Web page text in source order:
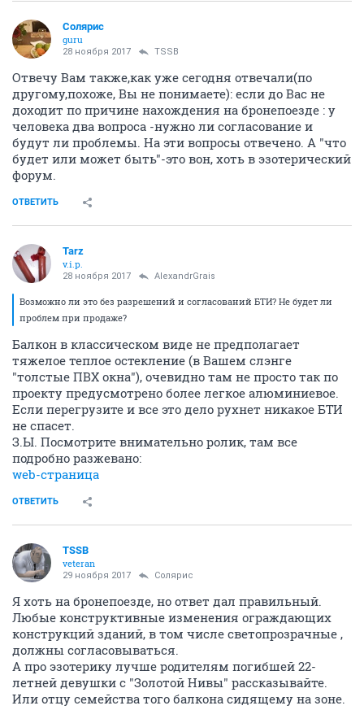
Солярис
guru
28 ноября 2017 TSSB
Отвечу Вам также,как уже сегодня отвечали(по
другому,похоже, Вы не понимаете): если до Вас не
доходит по причине нахождения на бронепоезде : у
человека два вопроса -нужно ли согласование и
будут ли проблемы. На эти вопросы отвечено. А "что
будет или может быть"-это вон, хоть в эзотерический
форум.
ОТВЕТИТЬ
Tarz
v.i.p.
28 ноября 2017 AlexandrGrais
Возможно ли это без разрешений и согласований БТИ? Не будет ли
проблем при продаже?
Балкон в классическом виде не предполагает
тяжелое теплое остекление (в Вашем слэнге
"толстые ПВХ окна"), очевидно там не просто так по
проекту предусмотрено более легкое алюминиевое.
Если перегрузите и все это дело рухнет никакое БТИ
не спасет.
З.Ы. Посмотрите внимательно ролик, там все
подробно разжевано:
web-страница
ОТВЕТИТЬ
TSSB
veteran
29 ноября 2017 Солярис
Я хоть на бронепоезде, но ответ дал правильный.
Любые конструктивные изменения ограждающих
конструкций зданий, в том числе светопрозрачные ,
должны согласовываться.
А про эзотерику лучше родителям погибшей 22-
летней девушки с "Золотой Нивы" рассказывайте.
Или отцу семейства того балкона сидящему на зоне.